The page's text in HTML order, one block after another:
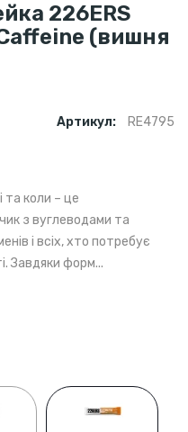
226ERS
(вишня
Артикул:
RE4795
та коли – це
з вуглеводами та
і всіх, хто потребує
Завдяки форм...